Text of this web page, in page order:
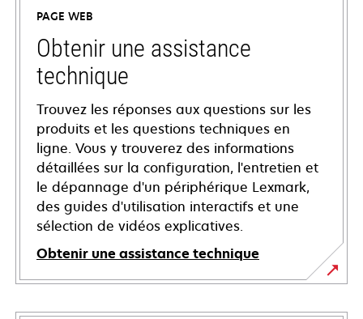
PAGE WEB
Obtenir une assistance
technique
Trouvez les réponses aux questions sur les
produits et les questions techniques en
ligne. Vous y trouverez des informations
détaillées sur la configuration, l'entretien et
le dépannage d'un périphérique Lexmark,
des guides d'utilisation interactifs et une
sélection de vidéos explicatives.
Obtenir une assistance technique
s’ouvre
dans